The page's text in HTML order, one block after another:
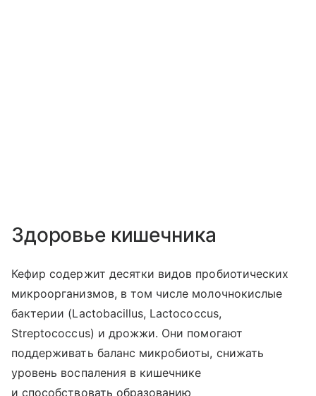
Здоровье кишечника
Кефир содержит десятки видов пробиотических
микроорганизмов, в том числе молочнокислые
бактерии (Lactobacillus, Lactococcus,
Streptococcus) и дрожжи. Они помогают
поддерживать баланс микробиоты, снижать
уровень воспаления в кишечнике
и способствовать образованию